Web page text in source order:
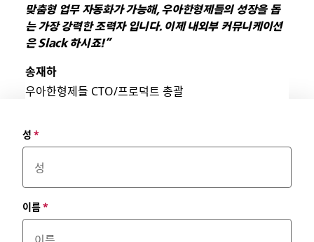
맞춤형 업무 자동화가 가능해, 우아한형제들의 성장을 돕
는 가장 강력한 조력자 입니다. 이제 내외부 커뮤니케이션
은 Slack 하시죠!”
송재하
우아한형제들 CTO/프로덕트 총괄
성 *
이름*